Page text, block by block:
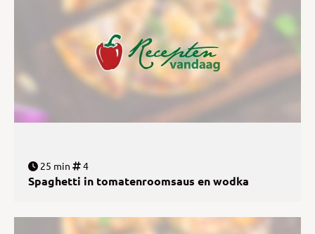
25 min 4
Spaghetti in tomatenroomsaus en wodka